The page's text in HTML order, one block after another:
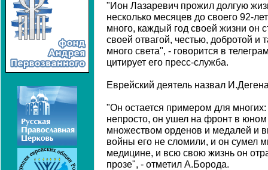
"Ион Лазаревич прожил долгую
несколько месяцев до своего 92-
много, каждый год своей жизни он
своей отвагой, честью, добротой и
много света", - говорится в
цитирует его пресс-служба.
Еврейский деятель назвал
"Он остается примером для многих:
непросто, он ушел на фронт в юном
множеством орденов и медалей и
войны его не сломили, и он сумел
медицине, и всю свою жизнь он
прозе", - отметил А.Борода.